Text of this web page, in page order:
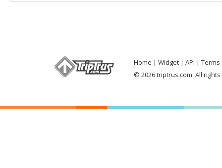
Home Widget API
Terms
© 2026 triptrus.com. All